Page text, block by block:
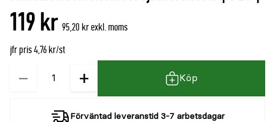
denna
119 kr 95,20 kr exkl. moms
jfr pris 4,76 kr/st
−
Kvantitet + Köp
Förväntad leveranstid 3-7 arbetsdagar